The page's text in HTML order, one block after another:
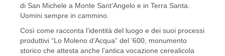
di San Michele a Monte Sant’Angelo e in Terra Santa.
Uomini sempre in cammino.
Così come racconta l’identità del luogo e dei suoi processi
produttivi “Lo Moleno d’Acqua” del ‘600, monumento
storico che attesta anche l’antica vocazione cerealicola